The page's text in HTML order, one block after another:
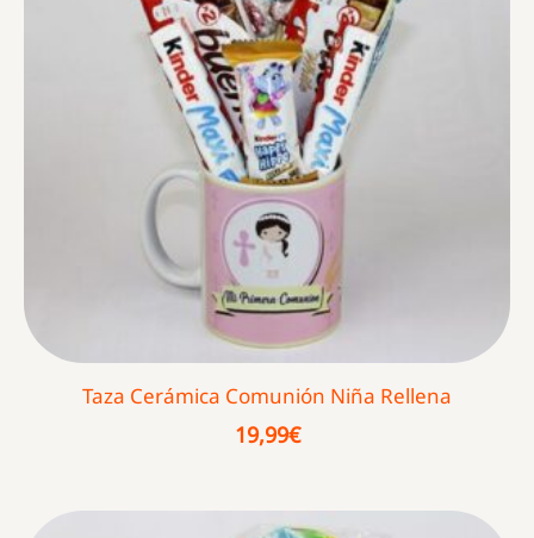
Taza Cerámica Comunión Niña Rellena
19,99€